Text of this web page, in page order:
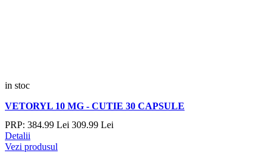
in stoc
VETORYL 10 MG - CUTIE 30 CAPSULE
PRP: 384.99 Lei 309.99 Lei
Detalii
Vezi produsul